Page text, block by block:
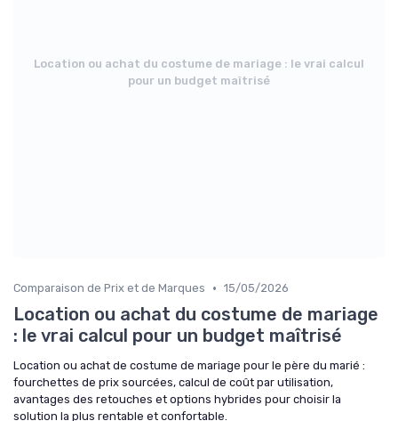
Location ou achat du costume de mariage : le vrai calcul
pour un budget maîtrisé
Comparaison de Prix et de Marques • 15/05/2026
Location ou achat du costume de mariage
: le vrai calcul pour un budget maîtrisé
Location ou achat de costume de mariage pour le père du marié :
fourchettes de prix sourcées, calcul de coût par utilisation,
avantages des retouches et options hybrides pour choisir la
solution la plus rentable et confortable.